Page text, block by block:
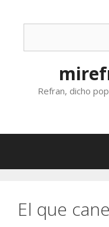
Refran, dicho
El que